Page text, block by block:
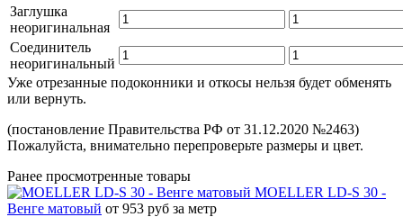
Заглушка
неоригинальная
Соединитель
неоригинальный
Уже отрезанные подоконники и откосы нельзя будет обменять
или вернуть.
(постановление Правительства РФ от 31.12.2020 №2463)
Пожалуйста, внимательно перепроверьте размеры и цвет.
Ранее просмотренные товары
MOELLER LD-S 30 -
Венге матовый от 953 руб за метр